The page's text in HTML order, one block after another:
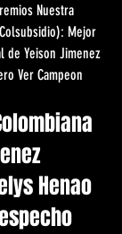
Nuestra
Mejor
de Yeison Jimenez
Ver Campeon
Henao